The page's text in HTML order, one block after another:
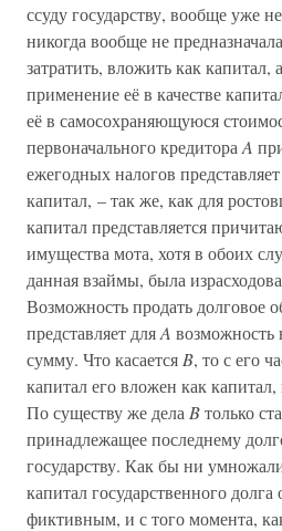
ссуду государству, вообще уже
никогда вообще не
затратить, вложить как капитал,
применение её в качестве
её в самосохраняющуюся
первоначального кредитора A
ежегодных налогов
капитал, – так же, как для
капитал представляется
имущества мота, хотя в обоих
данная взаймы, была
Возможность продать долговое
представляет дляA возможность
сумму. Что касается B, то с его
капитал его вложен как
По существу же дела Bтолько
принадлежащее последнему
государству. Как бы ни
капитал государственного долга
фиктивным, и с того момента,